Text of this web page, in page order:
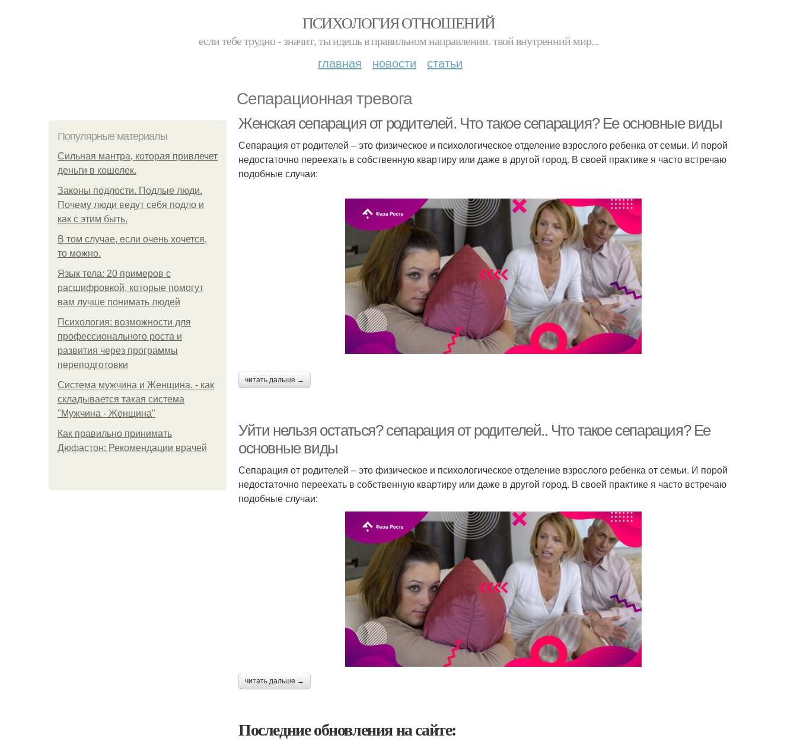
ПСИХОЛОГИЯ ОТНОШЕНИЙ
если тебе трудно - значит, ты идешь в правильном направлении. твой внутренний мир...
главная новости статьи
Сепарационная тревога
Популярные материалы
Сильная мантра, которая привлечет
деньги в кошелек.
Законы подлости. Подлые люди.
Почему люди ведут себя подло и
как с этим быть.
В том случае, если очень хочется,
то можно.
Язык тела: 20 примеров с
расшифровкой, которые помогут
вам лучше понимать людей
Психология: возможности для
профессионального роста и
развития через программы
переподготовки
Система мужчина и Женщина. - как
складывается такая система
"Мужчина - Женщина"
Как правильно принимать
Дюфастон: Рекомендации врачей
Женская сепарация от родителей. Что такое сепарация? Ее основные виды
Сепарация от родителей – это физическое и психологическое отделение взрослого ребенка от семьи. И порой
недостаточно переехать в собственную квартиру или даже в другой город. В своей практике я часто встречаю
подобные случаи:
читать дальше →
Уйти нельзя остаться? сепарация от родителей.. Что такое сепарация? Ее
основные виды
Сепарация от родителей – это физическое и психологическое отделение взрослого ребенка от семьи. И порой
недостаточно переехать в собственную квартиру или даже в другой город. В своей практике я часто встречаю
подобные случаи:
читать дальше →
Последние обновления на сайте: